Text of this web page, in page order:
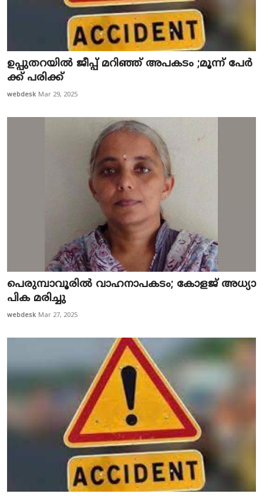
ഉപ്പുതറയിൽ ജീപ്പ് മറിഞ്ഞ് അപകടം ;മൂ​ന്ന് പേ​ർ​
ക്ക് പ​രി​ക്ക്
webdesk Mar 29, 2025
പെ​രു​മ്പാ​വൂ​രി​ല്‍ വാ​ഹ​നാ​പ​ക​ടം; കോ​ള​ജ് അ​ധ്യാ​
പി​ക മ​രി​ച്ചു
webdesk Mar 27, 2025